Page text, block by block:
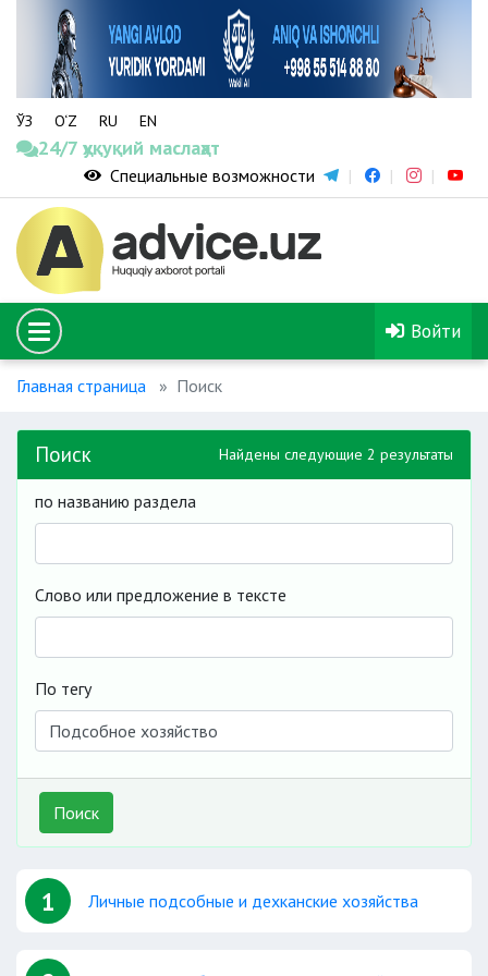
ЎЗ O‘Z RU EN
24/7 ҳуқуқий маслаҳат
Специальные возможности
Войти
Главная страница Поиск
Поиск Найдены следующие 2 результаты
по названию раздела
Слово или предложение в тексте
По тегу
Поиск
1 Личные подсобные и дехканские хозяйства